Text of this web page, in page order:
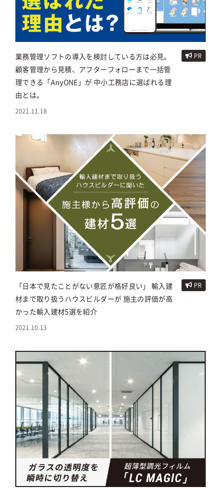
業務管理ソフトの導入を検討している方は必見。
顧客管理から見積、アフターフォローまで一括管
理できる「AnyONE」が 中小工務店に選ばれる理
由とは。
PR
2021.11.18
「日本で見たことがない意匠が格好良い」 輸入建
材まで取り扱うハウスビルダーが 施主の評価が高
かった輸入建材5選を紹介
PR
2021.10.13